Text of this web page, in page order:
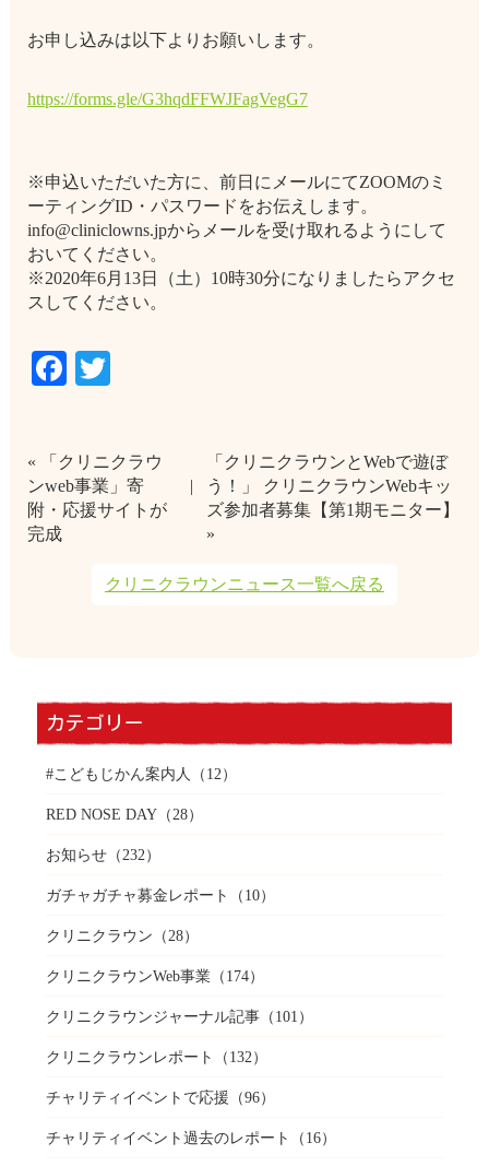
お申し込みは以下よりお願いします。
https://forms.gle/G3hqdFFWJFagVegG7
※申込いただいた方に、前日にメールにてZOOMのミ
ーティングID・パスワードをお伝えします。
info@cliniclowns.jpからメールを受け取れるようにして
おいてください。
※2020年6月13日（土）10時30分になりましたらアクセ
スしてください。
Facebook
Twitter
« 「クリニクラウ
ンweb事業」寄
附・応援サイトが
完成
「クリニクラウンとWebで遊ぼ
う！」 クリニクラウンWebキッ
ズ参加者募集【第1期モニター】
»
クリニクラウンニュース一覧へ戻る
カテゴリー
#こどもじかん案内人 （12）
RED NOSE DAY（28）
お知らせ（232）
ガチャガチャ募金レポート （10）
クリニクラウン （28）
クリニクラウンWeb事業（174）
クリニクラウンジャーナル記事（101）
クリニクラウンレポート （132）
チャリティイベントで応援 （96）
チャリティイベント過去のレポート （16）